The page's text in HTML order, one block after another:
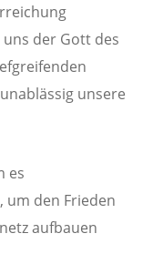
uns der Gott des
unsere
es
um den Frieden
aufbauen